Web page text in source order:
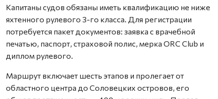
Капитаны судов обязаны иметь квалификацию не ниже
яхтенного рулевого 3-го класса. Для регистрации
потребуется пакет документов: заявка с врачебной
печатью, паспорт, страховой полис, мерка ORC Club и
диплом рулевого.
Маршрут включает шесть этапов и пролегает от
областного центра до Соловецких островов, его